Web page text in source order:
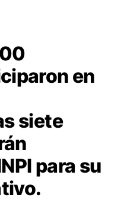
en
siete
para su